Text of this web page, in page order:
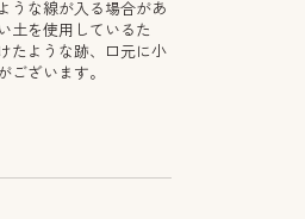
うな線が入る場合があ
土を使用しているた
たような跡、口元に小
ございます。